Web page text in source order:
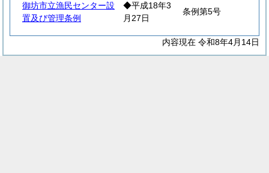
御坊市立漁民センター設
置及び管理条例
◆平成18年3
月27日
条例第5号
内容現在 令和8年4月14日